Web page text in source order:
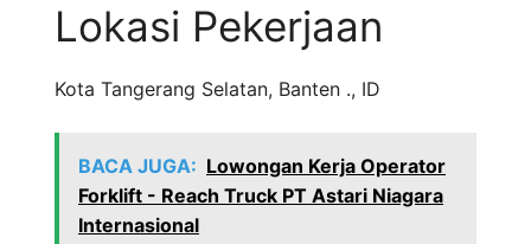
Lokasi Pekerjaan
Kota Tangerang Selatan, Banten ., ID
BACA JUGA: Lowongan Kerja Operator
Forklift - Reach Truck PT Astari Niagara
Internasional